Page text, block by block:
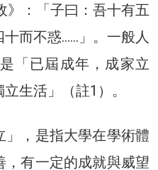
》：「子曰：吾十有五
而不惑……」。一般人
「已屆成年，成家立
生活」（註1）。
，是指大學在學術體
，有一定的成就與威望